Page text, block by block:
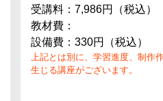
受講料：7,986円（税込）
教材費：
設備費：330円（税込）
上記とは別に、学習進度、制作
生じる講座がございます。